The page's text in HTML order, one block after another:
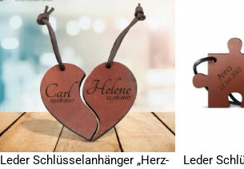
Leder Schlüsselanhänger „Herz-
Leder